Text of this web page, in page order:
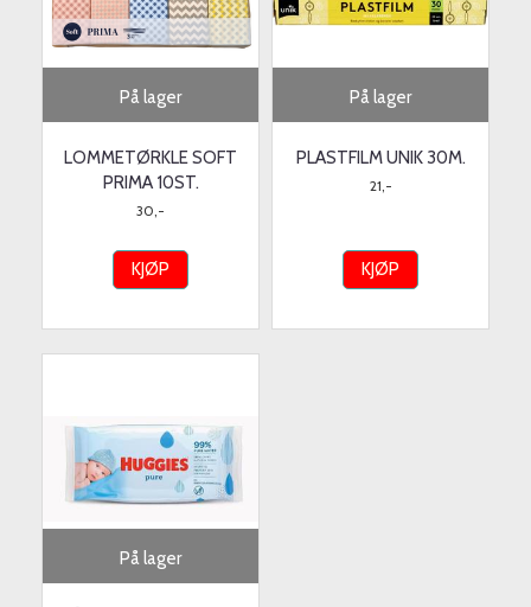
På lager
LOMMETØRKLE SOFT
PRIMA 10ST.
30,-
KJØP
På lager
PLASTFILM UNIK 30M.
21,-
KJØP
På lager